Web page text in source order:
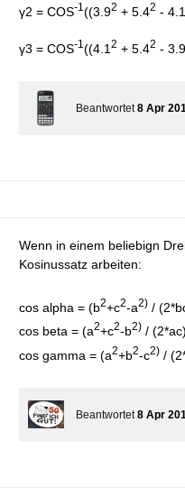
γ2 = COS-1 ((3.92 + 5.42 - 4.1
γ3 = COS-1 ((4.1 2 + 5.42 - 3.9
Beantwortet 8 Apr
Wenn in einem beliebign
Kosinussatz arbeiten:
cos alpha = (b2+c2-a2)/
cos beta = (a2+c2-b2)/
cos gamma = (a2+b2-c2)/
Beantwortet 8 Apr